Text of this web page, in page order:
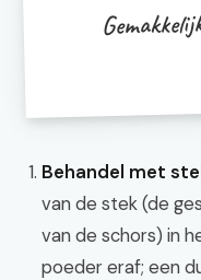
Behandel met
van de stek (de
van de schors) in
poeder eraf; een